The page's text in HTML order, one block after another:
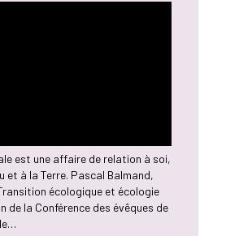
est une affaire de relation à soi,
et à la Terre. Pascal Balmand,
écologique et écologie
de la Conférence des évêques de